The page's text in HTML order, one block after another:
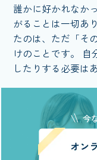
誰かに好かれなか
がることは一切あ
たのは、ただ「そ
けのことです。 自
したりする必要は
今